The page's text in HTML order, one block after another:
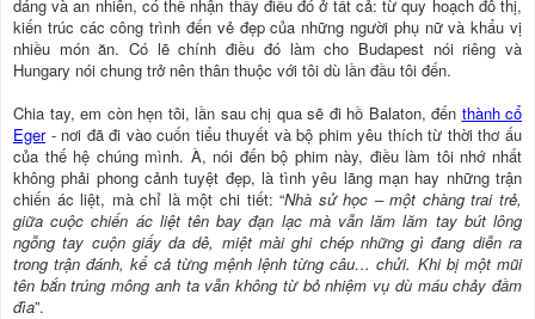
dáng và an nhiên, có thể nhận thấy điều đó ở tất cả: từ quy hoạch đô thị,
kiến trúc các công trình đến vẻ đẹp của những người phụ nữ và khẩu vị
nhiều món ăn. Có lẽ chính điều đó làm cho Budapest nói riêng và
Hungary nói chung trở nên thân thuộc với tôi dù lần đầu tôi đến.
Chia tay, em còn hẹn tôi, lần sau chị qua sẽ đi hồ Balaton, đến thành cổ
Eger- nơi đã đi vào cuốn tiểu thuyết và bộ phim yêu thích từ thời thơ ấu
của thế hệ chúng mình. À, nói đến bộ phim này, điều làm tôi nhớ nhất
không phải phong cảnh tuyệt đẹp, là tình yêu lãng mạn hay những trận
chiến ác liệt, mà chỉ là một chi tiết: “Nhà sử học – một chàng trai trẻ,
giữa cuộc chiến ác liệt tên bay đạn lạc mà vẫn lăm lăm tay bút lông
ngỗng tay cuộn giấy da dê, miệt mài ghi chép những gì đang diễn ra
trong trận đánh, kể cả từng mệnh lệnh từng câu… chửi. Khi bị một mũi
tên bắn trúng mông anh ta vẫn không từ bỏ nhiệm vụ dù máu chảy đầm
đìa”.